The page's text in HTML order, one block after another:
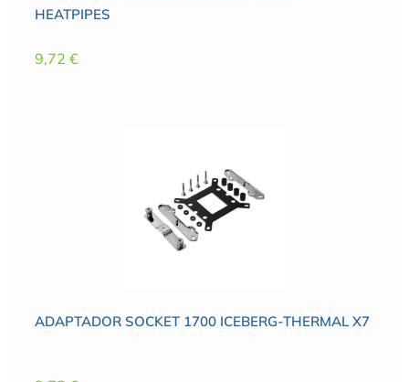
HEATPIPES
9,72 €
ADAPTADOR SOCKET 1700 ICEBERG-THERMAL X7